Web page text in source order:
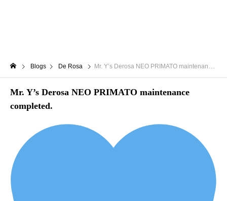
Blogs De Rosa Mr. Y’s Derosa NEO PRIMATO maintenance completed.
Mr. Y’s Derosa NEO PRIMATO maintenance
completed.